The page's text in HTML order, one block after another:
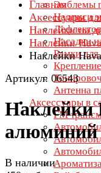
Эмблемы
Надписи
Насадки
Рамки
Антенна
Аксессуары в
FM
Главная
Аксессуары
Наклейки на
Наклейки
Наклейки
Артикул: 06543
Наклейки
алюминий
В наличии